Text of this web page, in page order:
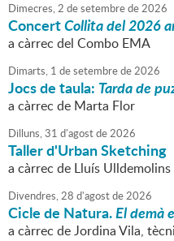
Dimecres,2 desetembrede2026
ConcertCollita del 2026
a càrrec del Combo EMA
Dimarts, 1 desetembrede2026
Jocs de taula: Tarda de
a càrrec de Marta Flor
Dilluns,31 d'agostde2026
Taller d'Urban Sketching
a càrrec de Lluís Ulldemolins
Divendres,28 d'agostde2026
Cicle de Natura.El demà
a càrrec de Jordina Vila,